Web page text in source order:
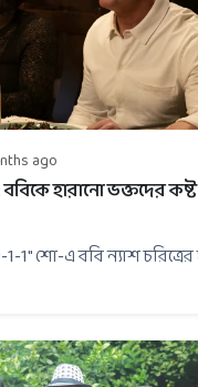
ago
ববিকে হারানো ভক্তদের কষ্ট
1-1" শো-এ ববি ন্যাশ